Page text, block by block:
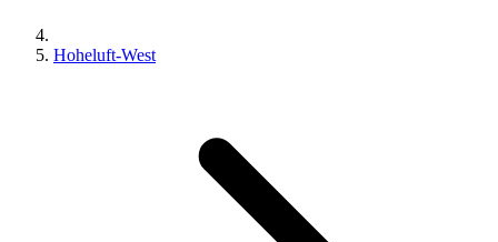
Hoheluft-West